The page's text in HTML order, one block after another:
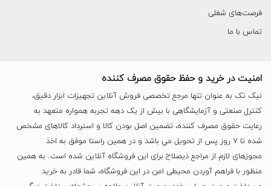
فرصت‌های شغلی
تماس با ما
امنیت در خرید و حفظ حقوق مصرف کننده
نیک تک به عنوان تنها مرجع تخصصی فروش آنلاین تجهیزات ابزار دقیق،
کنترل صنعتی و آزمایشگاهی با بیش از یک دهه تجربه همواره متعهد به
رعایت حقوق مصرف کننده، تضمین اصل بودن کالا و استرداد کالاهای مشخص
شده تا ٧ روز پس از تحویل مي باشد و در همين راستا موفق به اخذ
مجوزهای لازم از مراجع ذیصلاح برای این فروشگاه آنلاین شده است. به همين
منظور با فراهم آوردن محیطی امن در این فروشگاه، شما قادر به خرید